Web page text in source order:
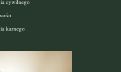
cywilnego
karnego